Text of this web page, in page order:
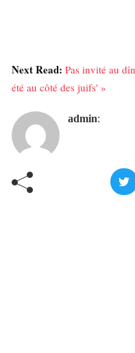
Next Read: Pas invité au
été au côté des juifs' »
admin: